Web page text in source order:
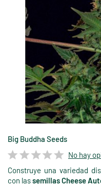
Big Buddha Seeds
No hay
Construye una variedad
con lassemillas Cheese